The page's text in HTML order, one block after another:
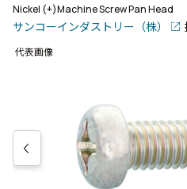
Nickel (+)Machine Screw Pan Head
サンコーインダストリー（株）
代表画像